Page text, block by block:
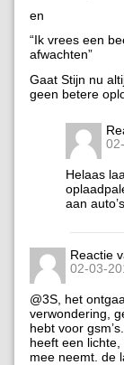
en
“Ik vrees een
afwachten”
Gaat Stijn nu
geen betere
Helaas
aan
Reactie
02-03-
@3S, het
verwondering,
hebt voor
heeft een
mee neemt. de